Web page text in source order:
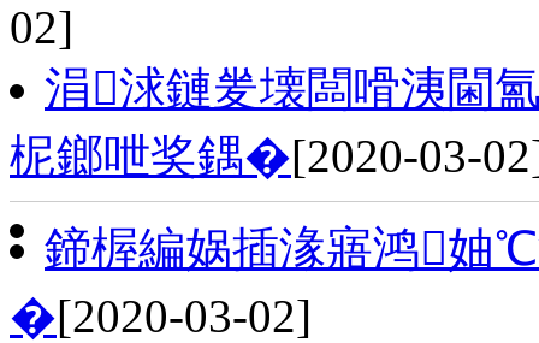
02]
涓浗鏈夎壊闆嗗洟閫
柅鎯呭奖鍝�[2020-03-
鍗楃編娲插湪寤鸿妯
�[2020-03-02]